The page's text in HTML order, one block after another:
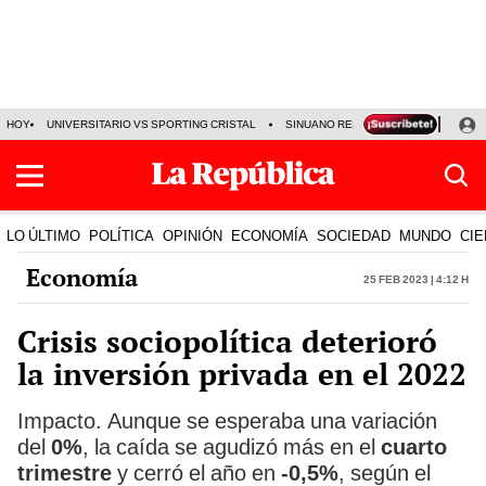
HOY UNIVERSITARIO VS SPORTING CRISTAL SINUANO RESULTADOS HOY
LO ÚLTIMO POLÍTICA OPINIÓN ECONOMÍA SOCIEDAD MUNDO
Economía 25 Feb 2023 | 4:12 h
Crisis sociopolítica deterioró
la inversión privada en el 2022
Impacto. Aunque se esperaba una variación
del 0%, la caída se agudizó más en el cuarto
trimestre y cerró el año en -0,5%, según el